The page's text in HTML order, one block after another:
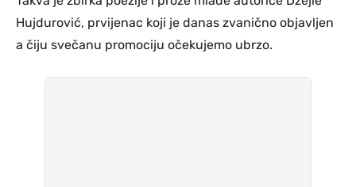
Hujdurović, prvijenac koji je danas zvanično objavljen
a čiju svečanu promociju očekujemo ubrzo.